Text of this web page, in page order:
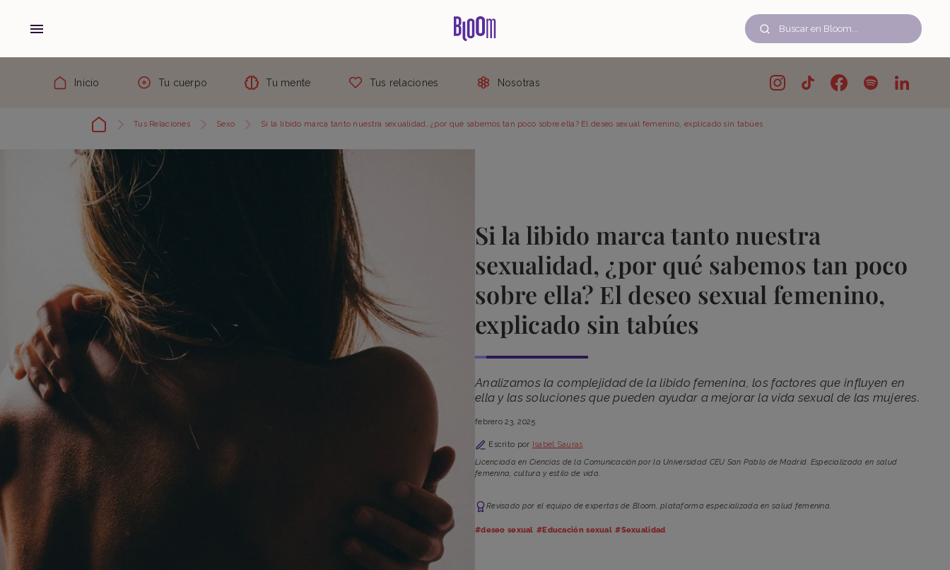
Inicio Tu cuerpo Tu mente Tus relaciones Nosotras
Tus Relaciones Sexo Si la libido marca tanto nuestra sexualidad, ¿por qué sabemos tan poco sobre ella? El deseo sexual femenino, explicado sin tabúes
Si la libido marca tanto nuestra
sexualidad, ¿por qué sabemos tan poco
sobre ella? El deseo sexual femenino,
explicado sin tabúes
Analizamos la complejidad de la libido femenina, los factores que influyen en
ella y las soluciones que pueden ayudar a mejorar la vida sexual de las mujeres.
febrero 23, 2025
Escrito por
Isabel Sauras
Licenciada en Ciencias de la Comunicación por la Universidad CEU San Pablo de Madrid. Especializada en salud
femenina, cultura y estilo de vida.
Revisado por el equipo de expertas de Bloom, plataforma especializada en salud femenina.
#deseo sexual #Educación sexual #Sexualidad